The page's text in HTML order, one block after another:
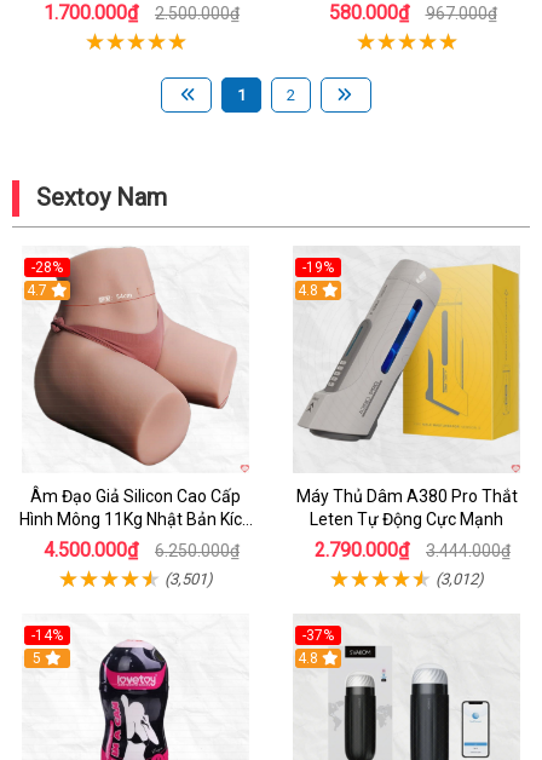
1.700.000₫ 2.500.000₫ 580.000₫ 967.000₫
1 2
Sextoy Nam
-28%
4.7
Âm Đạo Giả Silicon Cao Cấp
Hình Mông 11Kg Nhật Bản Kích
Thước Như Thật
4.500.000₫ 6.250.000₫
(3,501)
-19%
Hot
4.8
Máy Thủ Dâm A380 Pro Thắt
Leten Tự Động Cực Mạnh
2.790.000₫ 3.444.000₫
(3,012)
-14%
Hot
5
-37%
4.8